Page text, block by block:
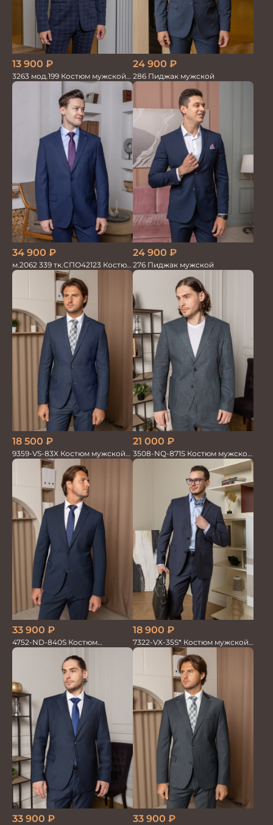
13 900 ₽
3263 мод.199 Костюм мужской
трикотажный т.син в клетку
24 900 ₽
286 Пиджак мужской
34 900 ₽
м.2062 339 тк.СПО42123 Костюм
мужской однотон красивый
24 900 ₽
276 Пиджак мужской
18 500 ₽
9359-VS-83X Костюм мужской
двойка
21 000 ₽
3508-NQ-871S Костюм мужской
двойка со льном в елочку
33 900 ₽
4752-ND-840S Костюм
мужской двойка
18 900 ₽
7322-VX-35S* Костюм мужской
двойка
33 900 ₽ 33 900 ₽